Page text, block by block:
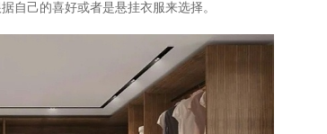
自己的喜好或者是悬挂衣服来选择。